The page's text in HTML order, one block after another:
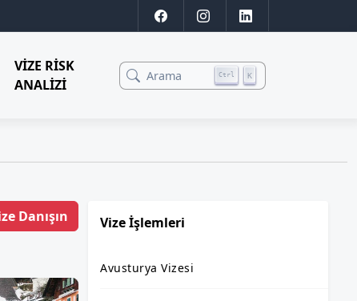
VIZE RISK
ANALIZI
Arama Ctrl K
Danışın Vize İşlemleri
Avusturya Vizesi